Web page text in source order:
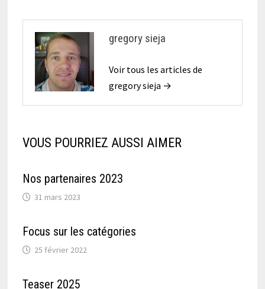
gregory sieja
Voir tous les articles de
gregory sieja →
VOUS POURRIEZ AUSSI AIMER
Nos partenaires 2023
31 mars 2023
Focus sur les catégories
25 février 2022
Teaser 2025